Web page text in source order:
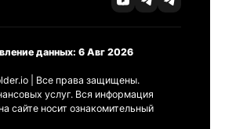
данных: 6 Авг 2026
| Все права защищены.
услуг. Вся информация
сайте носит ознакомительный